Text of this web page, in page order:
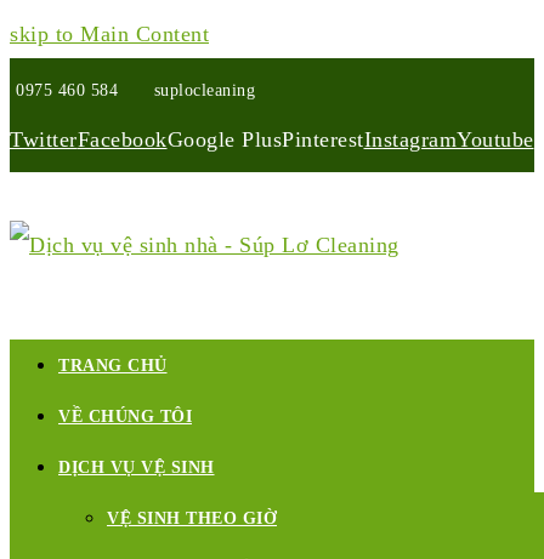
skip to Main Content
0975 460 584 suplocleaning
TwitterFacebookGoogle PlusPinterestInstagramYoutube
TRANG CHỦ
VỀ CHÚNG TÔI
DỊCH VỤ VỆ SINH
VỆ SINH THEO GIỜ